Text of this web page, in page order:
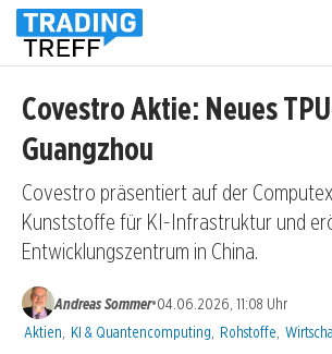
Covestro Aktie: Neues
Guangzhou
Covestro präsentiert auf der
Kunststoffe für KI-Infrastruktur und
Entwicklungszentrum in China.
Andreas Sommer•04.06.2026, 11:08 Uhr
Kategorien:
Aktien KI & Quantencomputing Rohstoffe